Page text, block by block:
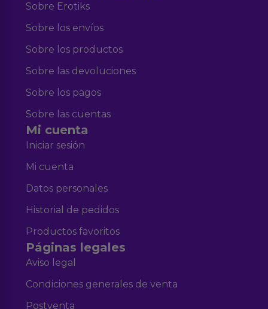
Sobre Erotiks
Sobre los envíos
Sobre los productos
Sobre las devoluciones
Sobre los pagos
Sobre las cuentas
Mi cuenta
Iniciar sesión
Mi cuenta
Datos personales
Historial de pedidos
Productos favoritos
Páginas legales
Aviso legal
Condiciones generales de venta
Postventa